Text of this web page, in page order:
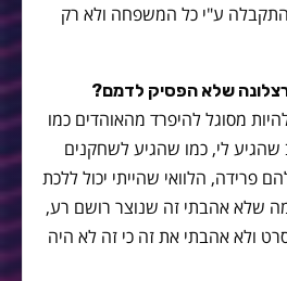
ע"י כל המשפחה ולא רק
שלא הפסיק לדמם?
מסוגל להיפרד מהאוהדים כמו
שהגיע לי, כמו שהגיע לשחקנים
פרידה, הלוואי שהייתי יכול ללכת
שלא אהבתי זה שנוצר רושם רע,
ולא אהבתי את זה כי זה לא היה